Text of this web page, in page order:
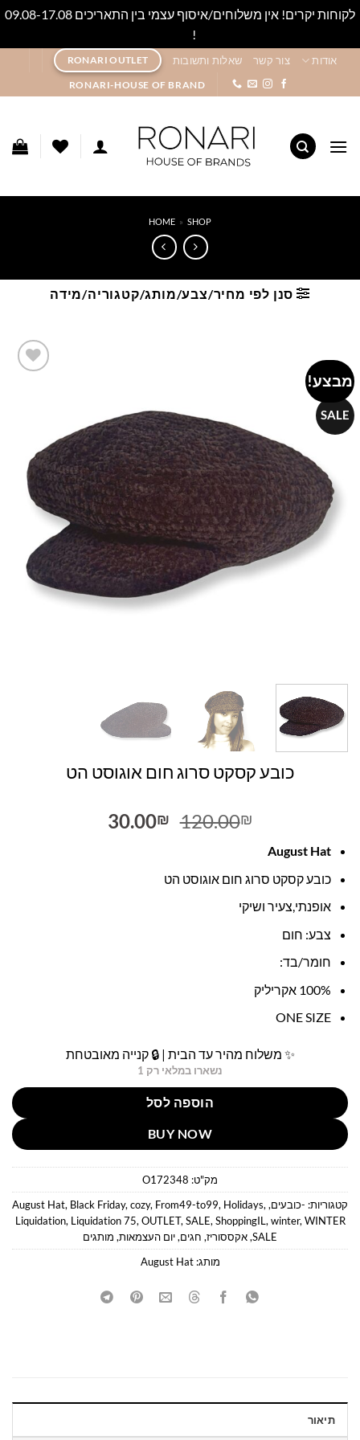
לקוחות יקרים! אין משלוחים/איסוף עצמי בין התאריכים 09.08-17.08
!
content
אודות צור קשר שאלות ותשובות RONARI OUTLET
RONARI-HOUSE OF BRAND
HOME » SHOP
סנן לפי מחיר/צבע/מותג/קטגוריה/מידה
מבצע!
SALE
כובע קסקט סרוג חום אוגוסט הט
120.00₪
המחיר
120.00₪.
30.00₪
המחיר
August Hat
כובע קסקט סרוג חום אוגוסט הט
אופנתי,צעיר ושיקי
צבע: חום
חומר/בד:
100% אקריליק
ONE SIZE
✨ משלוח מהיר עד הבית | 🔒 קנייה מאובטחת
נשארו במלאי רק 1
הוספה לסל
BUY NOW
מק"ט: O172348
קטגוריות: -כובעים,
August Hat, Black Friday, cozy, From49-to99, Holidays,
Liquidation, Liquidation 75, OUTLET, SALE, ShoppingIL, winter, WINTER
SALE
,אקססוריז, חגים,יום העצמאות, מותגים
מותג:August Hat
תיאור